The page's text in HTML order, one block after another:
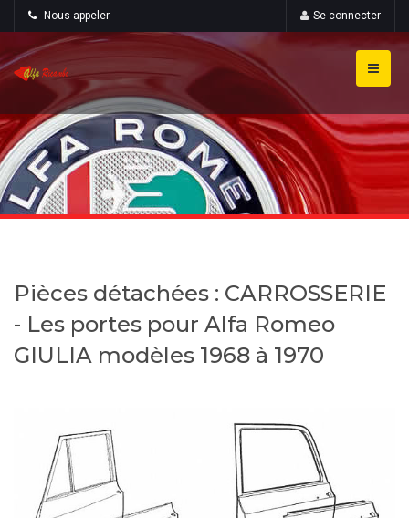
Nous appeler Se connecter
Pièces détachées : CARROSSERIE
- Les portes pour Alfa Romeo
GIULIA modèles 1968 à 1970